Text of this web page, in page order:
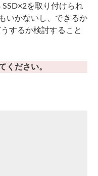
を取り付けられ
いかないし、できるか
するか検討すること
ください。